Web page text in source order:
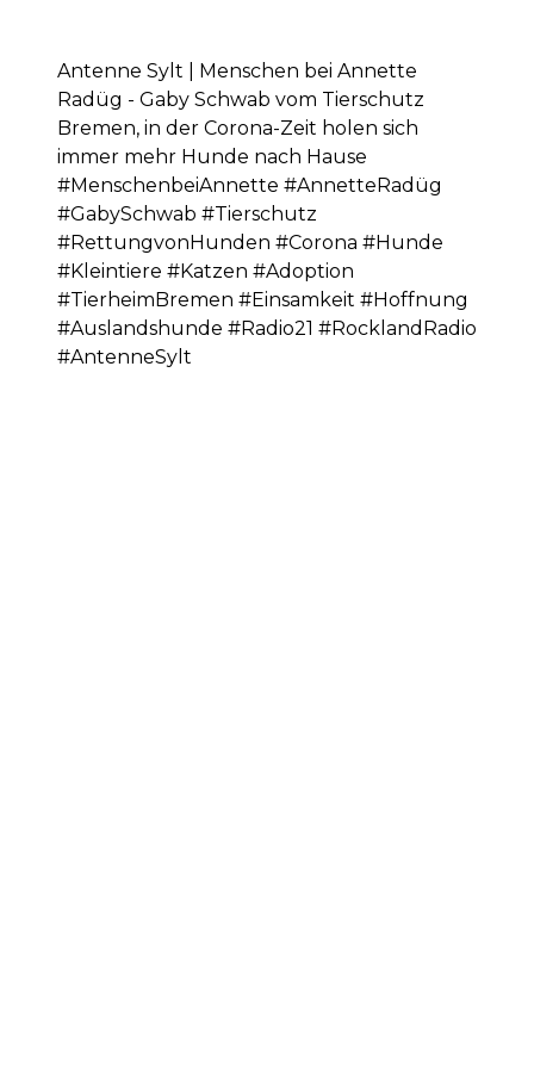
Antenne Sylt | Menschen bei Annette
Radüg - Gaby Schwab vom Tierschutz
Bremen, in der Corona-Zeit holen sich
immer mehr Hunde nach Hause
#MenschenbeiAnnette #AnnetteRadüg
#GabySchwab #Tierschutz
#RettungvonHunden #Corona #Hunde
#Kleintiere #Katzen #Adoption
#TierheimBremen #Einsamkeit #Hoffnung
#Auslandshunde #Radio21 #RocklandRadio
#AntenneSylt